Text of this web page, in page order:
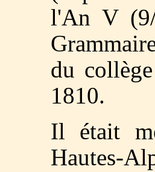
l'An V (9/
du
1810.
Il était
Hautes-